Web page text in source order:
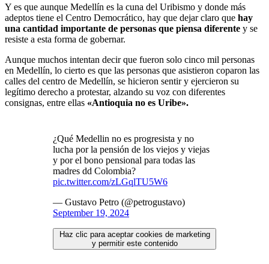
Y es que aunque Medellín es la cuna del Uribismo y donde más
adeptos tiene el Centro Democrático, hay que dejar claro que hay
una cantidad importante de personas que piensa diferente y se
resiste a esta forma de gobernar.
Aunque muchos intentan decir que fueron solo cinco mil personas
en Medellín, lo cierto es que las personas que asistieron coparon las
calles del centro de Medellín, se hicieron sentir y ejercieron su
legítimo derecho a protestar, alzando su voz con diferentes
consignas, entre ellas «Antioquia no es Uribe».
¿Qué Medellin no es progresista y no
lucha por la pensión de los viejos y viejas
y por el bono pensional para todas las
madres dd Colombia?
pic.twitter.com/zLGqlTU5W6
— Gustavo Petro (@petrogustavo)
September 19, 2024
Haz clic para aceptar cookies de marketing
y permitir este contenido